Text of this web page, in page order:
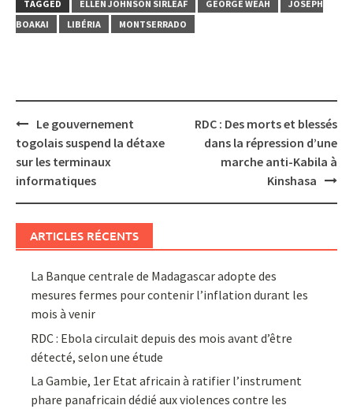
TAGGED
ELLEN JOHNSON SIRLEAF GEORGE WEAH
JOSEPH
BOAKAI
LIBÉRIA MONTSERRADO
Post
navigation
Le gouvernement
togolais suspend la détaxe
sur les terminaux
informatiques
RDC : Des morts et blessés
dans la répression d’une
marche anti-Kabila à
Kinshasa
ARTICLES RÉCENTS
La Banque centrale de Madagascar adopte des
mesures fermes pour contenir l’inflation durant les
mois à venir
RDC : Ebola circulait depuis des mois avant d’être
détecté, selon une étude
La Gambie, 1er Etat africain à ratifier l’instrument
phare panafricain dédié aux violences contre les